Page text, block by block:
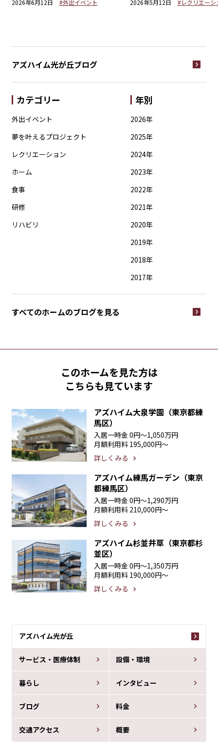
アズハイム光が丘
サービス・医療体制 設備・環境
暮らし インタビュー
ブログ 料金
交通アクセス 概要
2026年6月12日 #外出イベント 2026年5月12日 #レクリエーシ
アズハイム光が丘ブログ
カテゴリー
外出イベント
夢を叶えるプロジェクト
レクリエーション
ホーム
食事
研修
リハビリ
年別
2026年
2025年
2024年
2023年
2022年
2021年
2020年
2019年
2018年
2017年
すべてのホームのブログを見る
このホームを見た方は
こちらも見ています
アズハイム大泉学園（東京都練
馬区）
入居一時金 0円〜1,050万円
月額利用料 195,000円〜
詳しくみる
アズハイム練馬ガーデン（東京
都練馬区）
入居一時金 0円〜1,290万円
月額利用料 210,000円〜
詳しくみる
アズハイム杉並井草（東京都杉
並区）
入居一時金 0円〜1,350万円
月額利用料 190,000円〜
詳しくみる